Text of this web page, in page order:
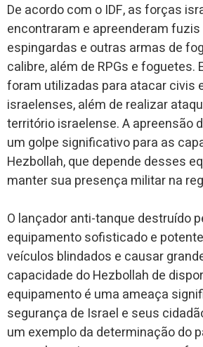
De acordo com o IDF, as forças
encontraram e apreenderam fuzis
espingardas e outras armas de
calibre, além de RPGs e foguetes.
foram utilizadas para atacar civis
israelenses, além de realizar
território israelense. A apreensão
um golpe significativo para as
Hezbollah, que depende desses
manter sua presença militar na
O lançador anti-tanque destruído
equipamento sofisticado e
veículos blindados e causar
capacidade do Hezbollah de
equipamento é uma ameaça
segurança de Israel e seus
um exemplo da determinação do